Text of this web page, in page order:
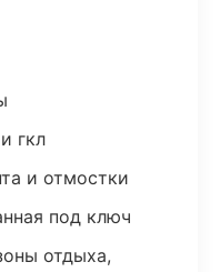
гкл
и отмостки
под ключ
отдыха,